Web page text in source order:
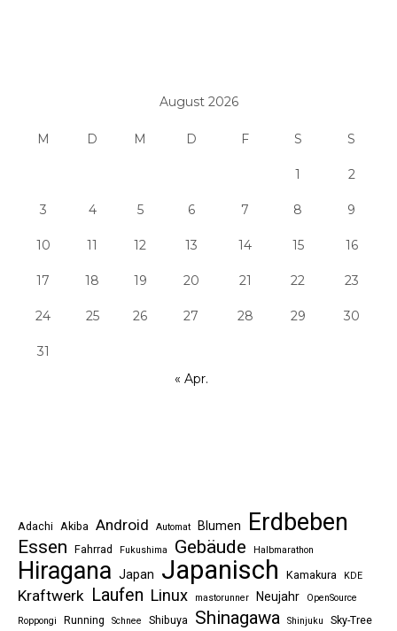
August 2026
M D M D F S S
1 2
3 4 5 6 7 8 9
10 11 12 13 14 15 16
17 18 19 20 21 22 23
24 25 26 27 28 29 30
31
« Apr.
Adachi Akiba Android Automat Blumen Erdbeben
Essen Fahrrad Fukushima Gebäude Halbmarathon
Hiragana Japan Japanisch Kamakura KDE
Kraftwerk Laufen Linux mastorunner Neujahr
OpenSource
Roppongi
Running Schnee Shibuya Shinagawa Shinjuku Sky-Tree